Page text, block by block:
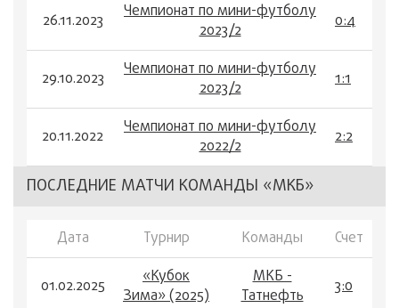
26.11.2023
Чемпионат по мини-футболу
2023/2
0:4
29.10.2023
Чемпионат по мини-футболу
2023/2
1:1
20.11.2022
Чемпионат по мини-футболу
2022/2
2:2
ПОСЛЕДНИЕ МАТЧИ КОМАНДЫ «МКБ»
Дата Турнир Команды Счет
01.02.2025
«Кубок
Зима» (2025)
МКБ -
Татнефть
3:0